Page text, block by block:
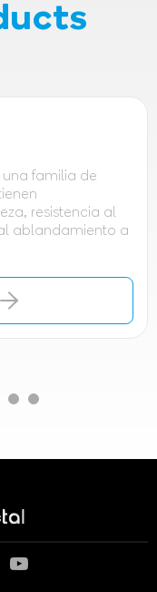
familia de
resistencia al
ablandamiento a